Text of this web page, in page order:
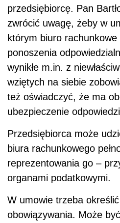
przedsiębiorcę. Pan
zwrócić uwagę, żeby w
którym biuro
ponoszenia
wynikłe m.in. z
wziętych na siebie
też oświadczyć, że ma
ubezpieczenie
Przedsiębiorca może
biura rachunkowego
reprezentowania go –
organami podatkowymi.
W umowie trzeba
obowiązywania. Może